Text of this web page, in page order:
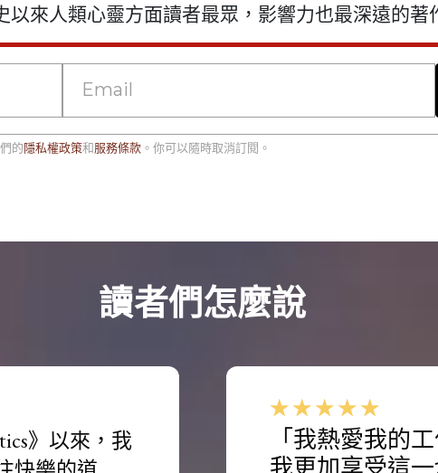
以來人類心靈方面讀者最眾，影響力也最深遠的著
的隱私權政策和服務條款 。你可以隨時取消訂閱。
讀者們怎麼說
》以來，我
「我熱愛我的